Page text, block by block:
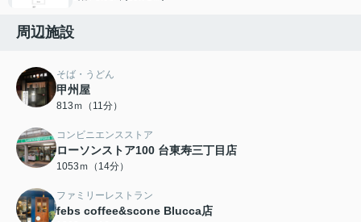
周辺施設
そば・うどん
甲州屋
813ｍ（11分）
コンビニエンスストア
ローソンストア100 台東寿三丁目店
1053ｍ（14分）
ファミリーレストラン
febs coffee&scone Blucca店